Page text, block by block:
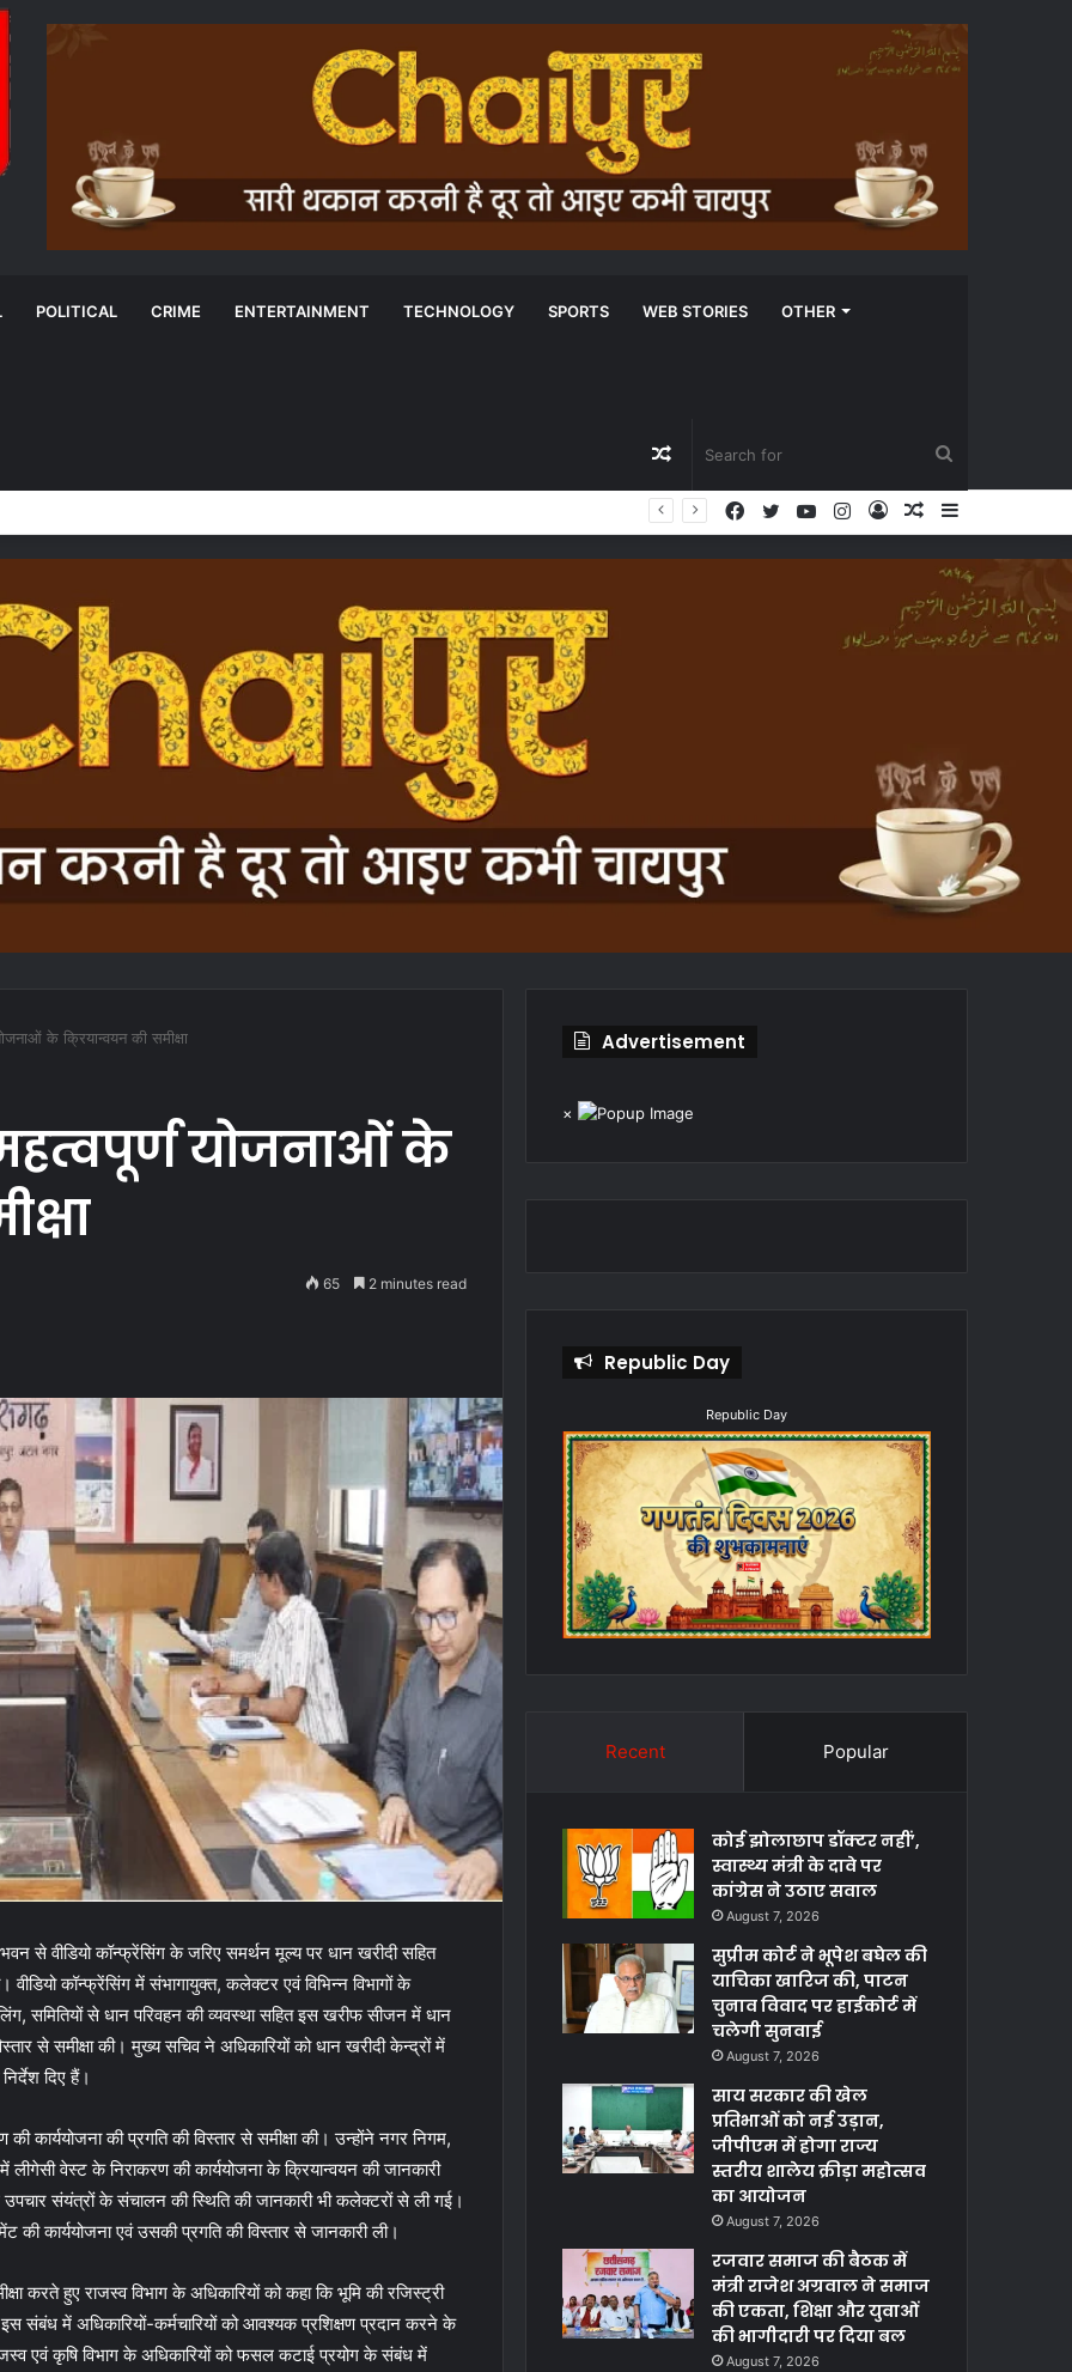
POLITICAL CRIME ENTERTAINMENT TECHNOLOGY SPORTS WEB STORIES OTHER
for
Random
Article
विवाद पर हाईकोर्ट में चलेगी सुनवाई Sidebar
Random
Log
Instagram
YouTube
Twitter
Facebook
के क्रियान्वयन की समीक्षा
योजनाओं के
65 2 minutes read
से वीडियो कॉन्फ्रेंसिंग के जरिए समर्थन मूल्य पर धान खरीदी सहित
वीडियो कॉन्फ्रेंसिंग में संभागायुक्त, कलेक्टर एवं विभिन्न विभागों के
समितियों से धान परिवहन की व्यवस्था सहित इस खरीफ सीजन में धान
से समीक्षा की। मुख्य सचिव ने अधिकारियों को धान खरीदी केन्द्रों में
दिए हैं।
कार्ययोजना की प्रगति की विस्तार से समीक्षा की। उन्होंने नगर निगम,
वेस्ट के निराकरण की कार्ययोजना के क्रियान्वयन की जानकारी
संयंत्रों के संचालन की स्थिति की जानकारी भी कलेक्टरों से ली गई।
कार्ययोजना एवं उसकी प्रगति की विस्तार से जानकारी ली।
करते हुए राजस्व विभाग के अधिकारियों को कहा कि भूमि की रजिस्ट्री
संबंध में अधिकारियों-कर्मचारियों को आवश्यक प्रशिक्षण प्रदान करने के
एवं कृषि विभाग के अधिकारियों को फसल कटाई प्रयोग के संबंध में
Advertisement
×
Republic Day
Republic Day
Recent Popular
कोई झोलाछाप डॉक्टर नहीं’,
स्वास्थ्य मंत्री के दावे पर
कांग्रेस ने उठाए सवाल
August 7, 2026
सुप्रीम कोर्ट ने भूपेश बघेल की
याचिका खारिज की, पाटन
चुनाव विवाद पर हाईकोर्ट में
चलेगी सुनवाई
August 7, 2026
साय सरकार की खेल
प्रतिभाओं को नई उड़ान,
जीपीएम में होगा राज्य
स्तरीय शालेय क्रीड़ा महोत्सव
का आयोजन
August 7, 2026
रजवार समाज की बैठक में
मंत्री राजेश अग्रवाल ने समाज
की एकता, शिक्षा और युवाओं
की भागीदारी पर दिया बल
August 7, 2026